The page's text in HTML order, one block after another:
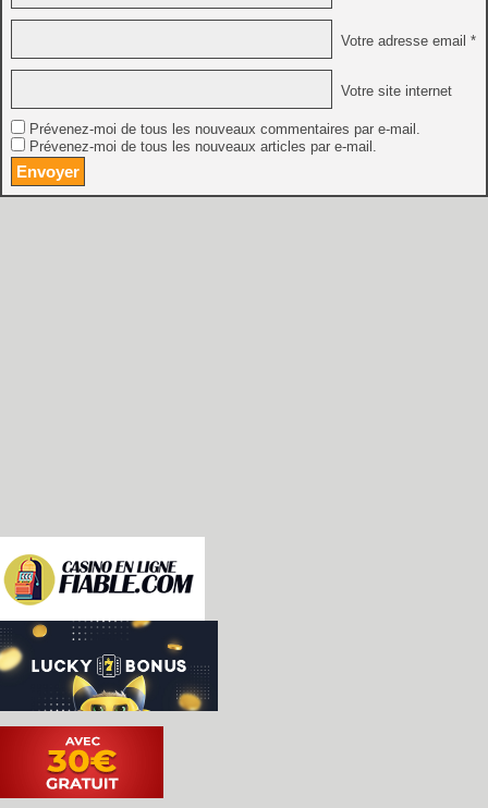
Votre adresse email *
Votre site internet
Prévenez-moi de tous les nouveaux commentaires par e-mail.
Prévenez-moi de tous les nouveaux articles par e-mail.